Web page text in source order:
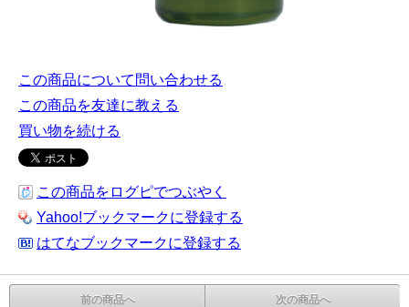
この商品について問い合わせる
この商品を友達に教える
買い物を続ける
この商品をログピでつぶやく
Yahoo!ブックマークに登録する
はてなブックマークに登録する
前の商品へ 次の商品へ